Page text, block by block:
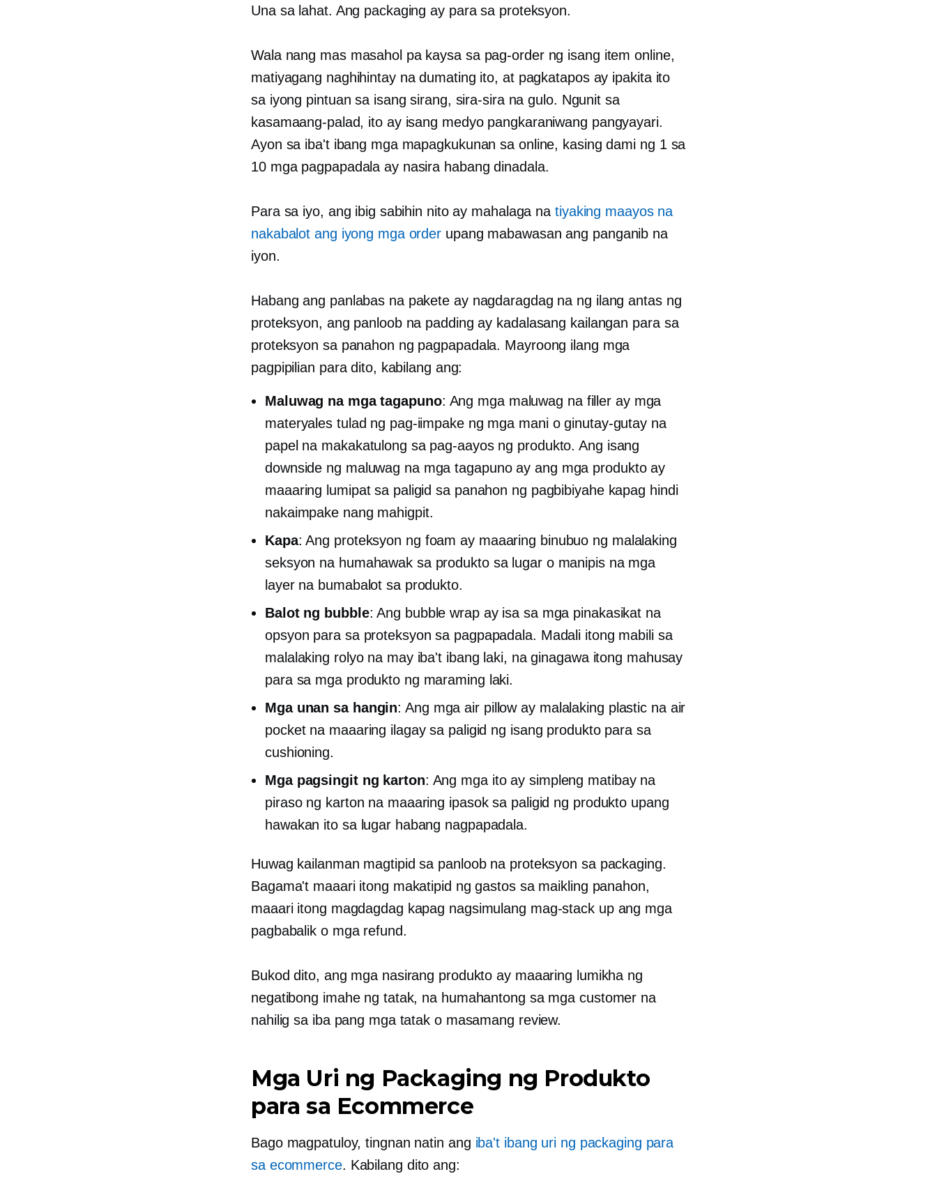
Una sa lahat. Ang packaging ay para sa proteksyon.
Wala nang mas masahol pa kaysa sa pag-order ng isang item online,
matiyagang naghihintay na dumating ito, at pagkatapos ay ipakita ito
sa iyong pintuan sa isang sirang, sira-sira na gulo. Ngunit sa
kasamaang-palad, ito ay isang medyo pangkaraniwang pangyayari.
Ayon sa iba't ibang mga mapagkukunan sa online, kasing dami ng 1 sa
10 mga pagpapadala ay nasira habang dinadala.
Para sa iyo, ang ibig sabihin nito ay mahalaga na tiyaking maayos na
nakabalot ang iyong mga order upang mabawasan ang panganib na
iyon.
Habang ang panlabas na pakete ay nagdaragdag na ng ilang antas ng
proteksyon, ang panloob na padding ay kadalasang kailangan para sa
proteksyon sa panahon ng pagpapadala. Mayroong ilang mga
pagpipilian para dito, kabilang ang:
Maluwag na mga tagapuno: Ang mga maluwag na filler ay mga
materyales tulad ng pag-iimpake ng mga mani o ginutay-gutay na
papel na makakatulong sa pag-aayos ng produkto. Ang isang
downside ng maluwag na mga tagapuno ay ang mga produkto ay
maaaring lumipat sa paligid sa panahon ng pagbibiyahe kapag hindi
nakaimpake nang mahigpit.
Kapa: Ang proteksyon ng foam ay maaaring binubuo ng malalaking
seksyon na humahawak sa produkto sa lugar o manipis na mga
layer na bumabalot sa produkto.
Balot ng bubble: Ang bubble wrap ay isa sa mga pinakasikat na
opsyon para sa proteksyon sa pagpapadala. Madali itong mabili sa
malalaking rolyo na may iba't ibang laki, na ginagawa itong mahusay
para sa mga produkto ng maraming laki.
Mga unan sa hangin: Ang mga air pillow ay malalaking plastic na air
pocket na maaaring ilagay sa paligid ng isang produkto para sa
cushioning.
Mga pagsingit ng karton: Ang mga ito ay simpleng matibay na
piraso ng karton na maaaring ipasok sa paligid ng produkto upang
hawakan ito sa lugar habang nagpapadala.
Huwag kailanman magtipid sa panloob na proteksyon sa packaging.
Bagama't maaari itong makatipid ng gastos sa maikling panahon,
maaari itong magdagdag kapag nagsimulang mag-stack up ang mga
pagbabalik o mga refund.
Bukod dito, ang mga nasirang produkto ay maaaring lumikha ng
negatibong imahe ng tatak, na humahantong sa mga customer na
nahilig sa iba pang mga tatak o masamang review.
Mga Uri ng Packaging ng Produkto
para sa Ecommerce
Bago magpatuloy, tingnan natin ang iba't ibang uri ng packaging para
sa ecommerce. Kabilang dito ang: